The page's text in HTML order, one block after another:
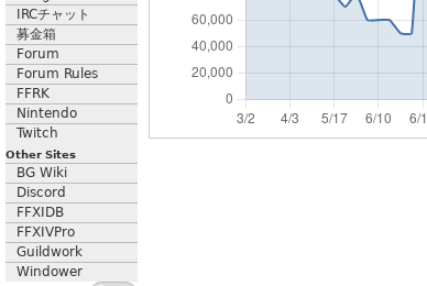
IRCチャット
募金箱
Forum
Forum Rules
FFRK
Nintendo
Twitch
Other Sites
BG Wiki
Discord
FFXIDB
FFXIVPro
Guildwork
Windower